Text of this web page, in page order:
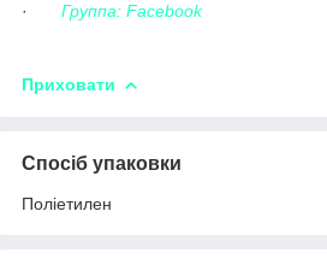
· Группа: Facebook
Приховати
Спосіб упаковки
Поліетилен